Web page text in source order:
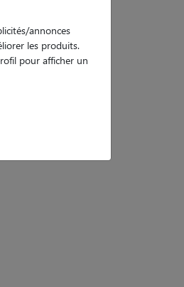
annonces
les produits.
pour afficher un